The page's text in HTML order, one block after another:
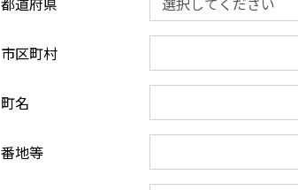
市区町村
町名
番地等